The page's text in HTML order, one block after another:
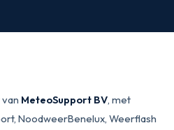
MeteoSupport BV, met
NoodweerBenelux, Weerflash